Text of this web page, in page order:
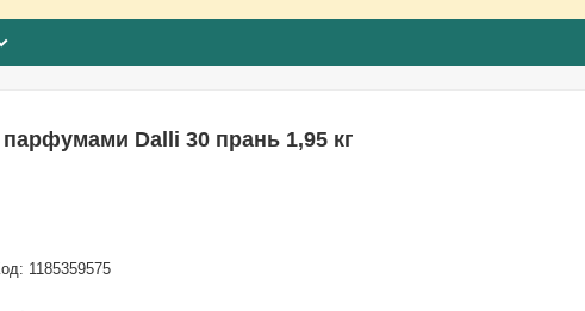
Dalli 30 прань 1,95 кг
1185359575